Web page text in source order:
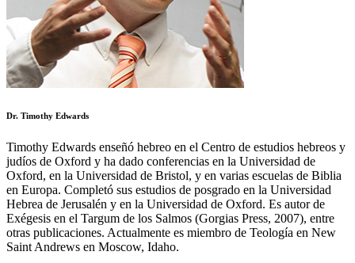
Dr. Timothy Edwards
Timothy Edwards enseñó hebreo en el Centro de estudios hebreos y
judíos de Oxford y ha dado conferencias en la Universidad de
Oxford, en la Universidad de Bristol, y en varias escuelas de Biblia
en Europa. Completó sus estudios de posgrado en la Universidad
Hebrea de Jerusalén y en la Universidad de Oxford. Es autor de
Exégesis en el Targum de los Salmos (Gorgias Press, 2007), entre
otras publicaciones. Actualmente es miembro de Teología en New
Saint Andrews en Moscow, Idaho.